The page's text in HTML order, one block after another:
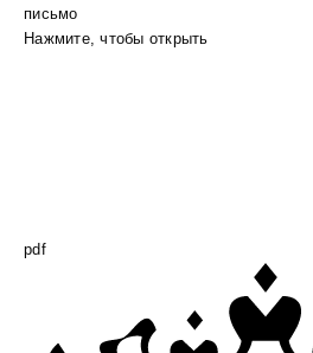
письмо
Нажмите, чтобы открыть
pdf